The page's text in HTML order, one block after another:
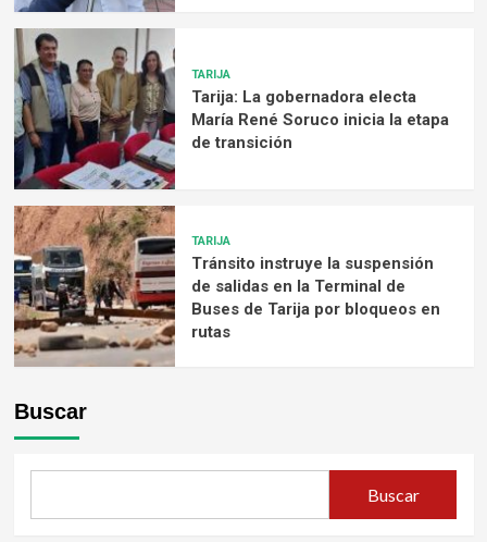
TARIJA
Tarija: La gobernadora electa
María René Soruco inicia la etapa
de transición
TARIJA
Tránsito instruye la suspensión
de salidas en la Terminal de
Buses de Tarija por bloqueos en
rutas
Buscar
Buscar